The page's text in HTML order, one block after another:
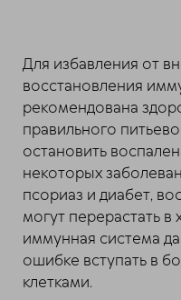
Для избавления от
восстановления
рекомендована
правильного
остановить
некоторых
псориаз и диабет,
могут перерастать в
иммунная система
ошибке вступать в
клетками.